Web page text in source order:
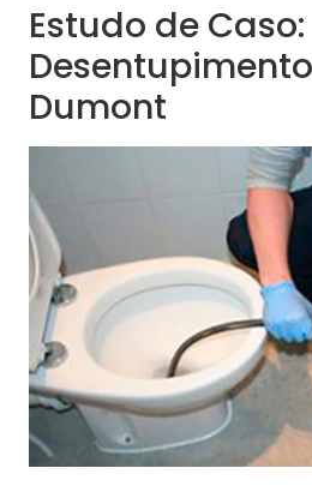
Estudo de Caso:
Dumont